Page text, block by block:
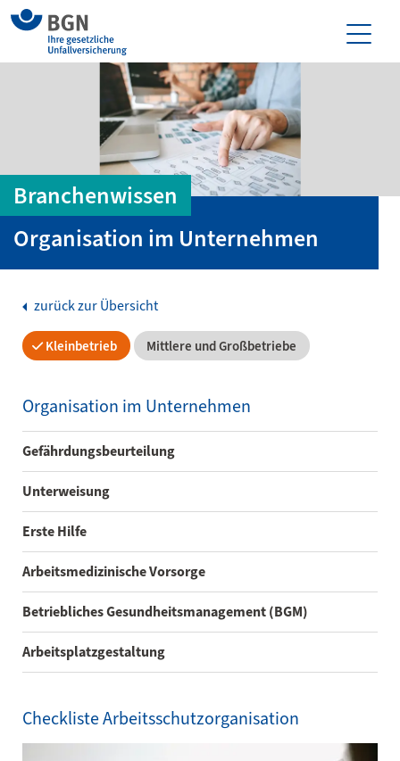
Branchenwissen
Organisation im Unternehmen
zurück zur Übersicht
Kleinbetrieb Mittlere und Großbetriebe
Organisation im Unternehmen
Gefährdungsbeurteilung
Unterweisung
Erste Hilfe
Arbeitsmedizinische Vorsorge
Betriebliches Gesundheitsmanagement (BGM)
Arbeitsplatzgestaltung
Checkliste Arbeitsschutzorganisation